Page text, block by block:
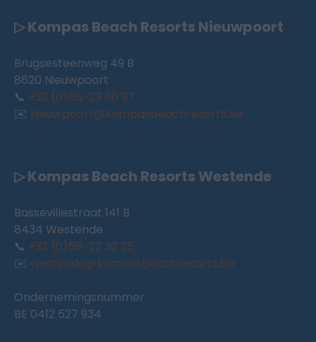
▷ Kompas Beach Resorts Nieuwpoort
Brugsesteenweg 49 B
8620 Nieuwpoort
📞 +32 (0)58-23 60 37
✉️ nieuwpoort@kompasbeachresorts.be
▷ Kompas Beach Resorts Westende
Bassevillestraat 141 B
8434 Westende
📞 +32 (0)58-22 30 25
✉️ westende@kompasbeachresorts.be
Ondernemingsnummer
BE 0412 527 934